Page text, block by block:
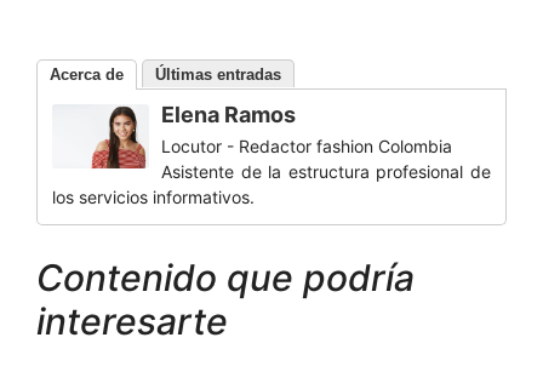
Acerca de Últimas entradas
Elena Ramos
Locutor - Redactor fashion Colombia
Asistente de la estructura profesional de
los servicios informativos.
Contenido que podría
interesarte